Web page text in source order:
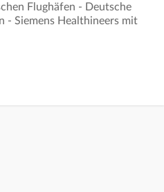
Flughäfen - Deutsche
- Siemens Healthineers mit